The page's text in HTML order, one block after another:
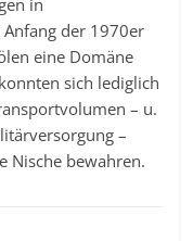
in
der 1970er
eine Domäne
sich lediglich
– u.
–
Nische bewahren.